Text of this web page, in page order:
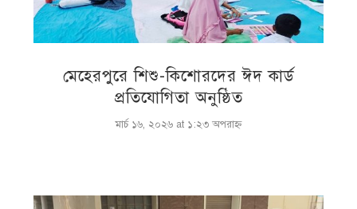
মেহেরপুরে শিশু-কিশোরদের ঈদ কার্ড
প্রতিযোগিতা অনুষ্ঠিত
মার্চ ১৬, ২০২৬ at ১:২৩ অপরাহ্ণ